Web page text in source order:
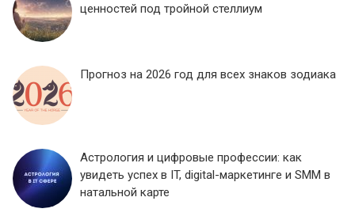
ценностей под тройной стеллиум
Прогноз на 2026 год для всех знаков зодиака
Астрология и цифровые профессии: как
увидеть успех в IT, digital-маркетинге и SMM в
натальной карте